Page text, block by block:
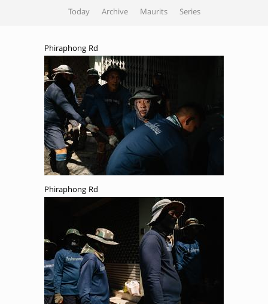
Today Archive Maurits Series
Phiraphong Rd
Phiraphong Rd